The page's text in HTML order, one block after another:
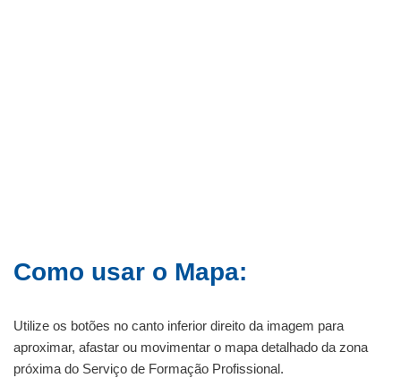
Como usar o Mapa:
Utilize os botões no canto inferior direito da imagem para
aproximar, afastar ou movimentar o mapa detalhado da zona
próxima do Serviço de Formação Profissional.